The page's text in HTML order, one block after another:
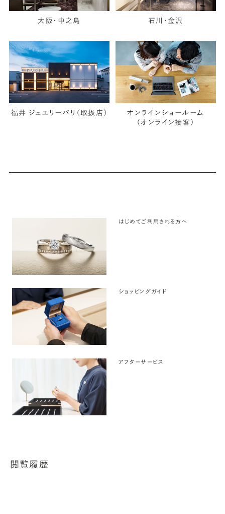
大阪・中之島 石川・金沢
福井 ジュエリーパリ（取扱店）
オンラインショールーム
（オンライン接客）
はじめてご利用される方へ
ショッピングガイド
アフターサービス
閲覧履歴